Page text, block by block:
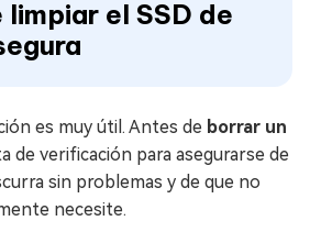
el SSD de
es muy útil. Antes de borrar un
de verificación para asegurarse de
sin problemas y de que no
necesite.